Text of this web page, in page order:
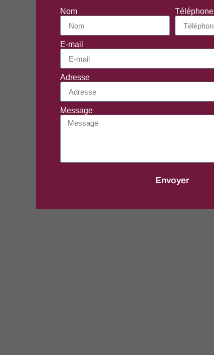
Nom Téléphone
E-mail
Adresse
Message
Envoyer